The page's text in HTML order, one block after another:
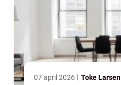
07 april 2026 Toke Larsen